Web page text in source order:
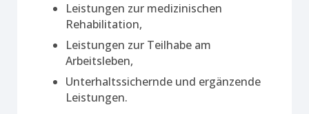
Leistungen zur medizinischen
Rehabilitation,
Leistungen zur Teilhabe am
Arbeitsleben,
Unterhaltssichernde und ergänzende
Leistungen.